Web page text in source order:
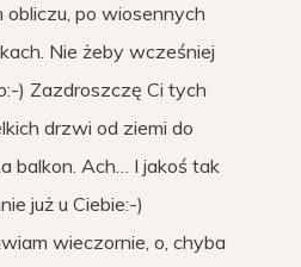
obliczu, po wiosennych
Nie żeby wcześniej
) Zazdroszczę Ci tych
drzwi od ziemi do
balkon. Ach… I jakoś tak
już u Ciebie:-)
wieczornie, o, chyba